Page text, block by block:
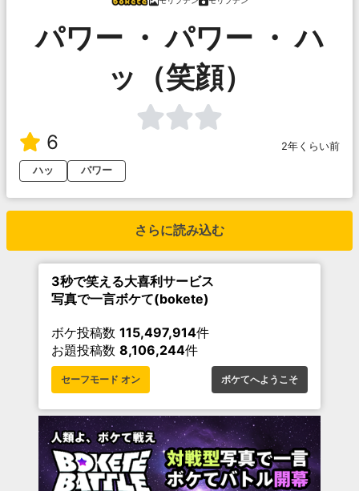
パワー ・ パワー ・ ハ
ッ（笑顔）
6
2年くらい前
ハッ
パワー
さらに読み込む
3秒で笑える大喜利サービス
写真で一言ボケて(bokete)
ボケ投稿数 115,497,914件
お題投稿数 8,106,244件
セーフモード オン ボケてへようこそ